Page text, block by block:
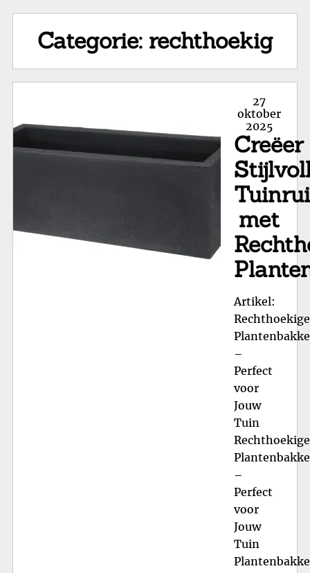
Categorie: rechthoekig
Posted
on
27
oktober
2025
Creëer
met
Artikel:
Rechthoekige
–
Perfect
voor
Jouw
Tuin
Rechthoekige
–
Perfect
voor
Jouw
Tuin